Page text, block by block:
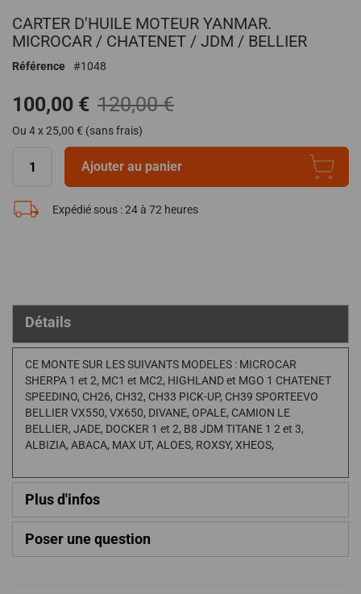
de
la
Galerie
CARTER D'HUILE MOTEUR YANMAR.
MICROCAR / CHATENET / JDM / BELLIER
Référence 1048
100,00 € 120,00 €
Ou 4 x 25,00 € (sans frais)
Ajouter au panier
Expédié sous :24 à 72 heures
Détails
CE MONTE SUR LES SUIVANTS MODELES : MICROCAR
SHERPA 1 et 2, MC1 et MC2, HIGHLAND et MGO 1 CHATENET
SPEEDINO, CH26, CH32, CH33 PICK-UP, CH39 SPORTEEVO
BELLIER VX550, VX650, DIVANE, OPALE, CAMION LE
BELLIER, JADE, DOCKER 1 et 2, B8 JDM TITANE 1 2 et 3,
ALBIZIA, ABACA, MAX UT, ALOES, ROXSY, XHEOS,
Plus d'infos
Poser une question